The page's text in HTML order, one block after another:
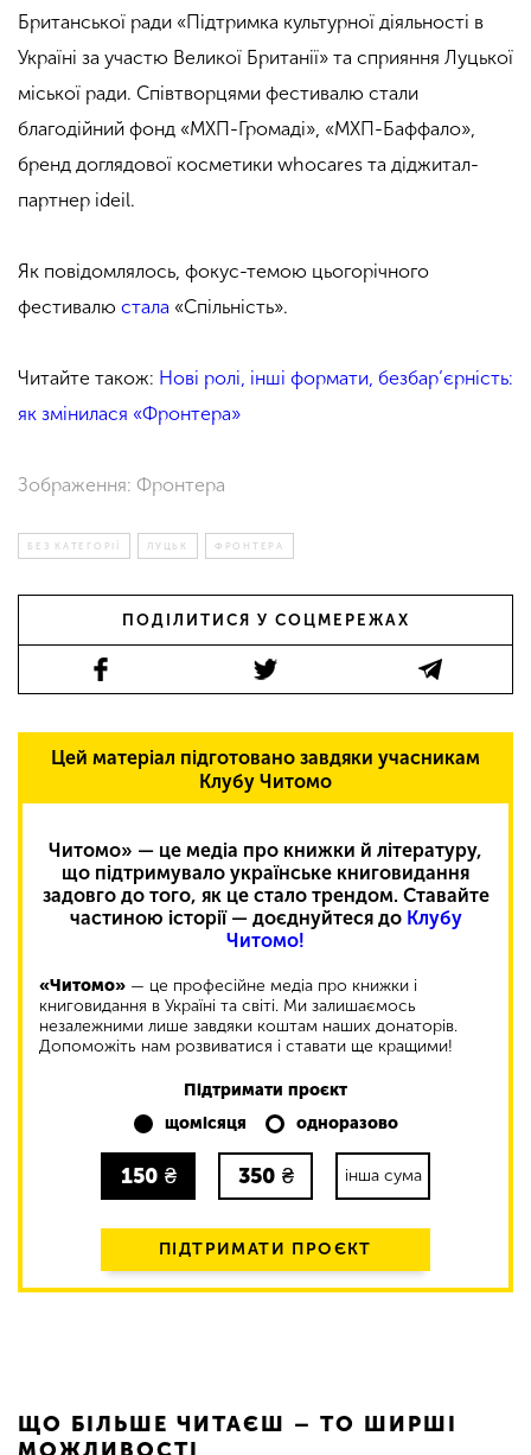
Британської ради «Підтримка культурної діяльності в
Україні за участю Великої Британії» та сприяння Луцької
міської ради. Співтворцями фестивалю стали
благодійний фонд «МХП-Громаді», «МХП-Баффало»,
бренд доглядової косметики whocares та діджитал-
партнер ideil.
Як повідомлялось, фокус-темою цьогорічного
фестивалю стала «Спільність».
Читайте також: Нові ролі, інші формати, безбар’єрність:
як змінилася «Фронтера»
Зображення: Фронтера
БЕЗ КАТЕГОРІЇ ЛУЦЬК ФРОНТЕРА
ПОДІЛИТИСЯ У СОЦМЕРЕЖАХ
Цей матеріал підготовано завдяки учасникам
Клубу Читомо
Читомо» — це медіа про книжки й літературу,
що підтримувало українське книговидання
задовго до того, як це стало трендом. Ставайте
частиною історії — доєднуйтеся до Клубу
Читомо!
«Читомо» — це професійне медіа про книжки і
книговидання в Україні та світі. Ми залишаємось
незалежними лише завдяки коштам наших донаторів.
Допоможіть нам розвиватися і ставати ще кращими!
Підтримати проєкт
щомісяця
одноразово
150 ₴ 350 ₴ інша сума
ПІДТРИМАТИ ПРОЄКТ
ЩО БІЛЬШЕ ЧИТАЄШ – ТО ШИРШІ